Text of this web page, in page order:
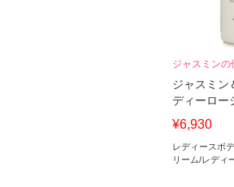
ジャスミンの
ジャスミン
ディーロー
¥6,930
レディースボ
リーム/レディ